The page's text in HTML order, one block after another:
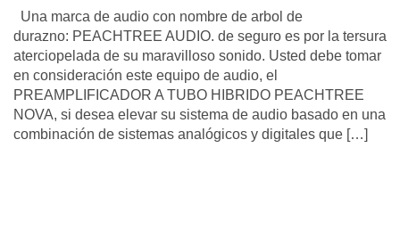
Una marca de audio con nombre de arbol de
durazno: PEACHTREE AUDIO. de seguro es por la tersura
aterciopelada de su maravilloso sonido. Usted debe tomar
en consideración este equipo de audio, el
PREAMPLIFICADOR A TUBO HIBRIDO PEACHTREE
NOVA, si desea elevar su sistema de audio basado en una
combinación de sistemas analógicos y digitales que […]